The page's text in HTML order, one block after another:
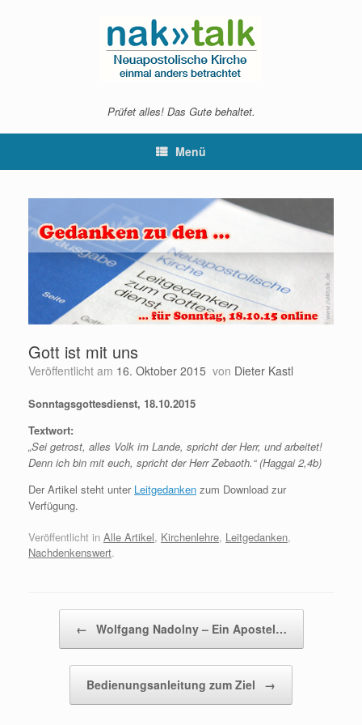
Prüfet alles! Das Gute behaltet.
Menü
Gott ist mit uns
Veröffentlicht am 16. Oktober 2015 von Dieter Kastl
Sonntagsgottesdienst, 18.10.2015
Textwort:
„Sei getrost, alles Volk im Lande, spricht der Herr, und arbeitet!
Denn ich bin mit euch, spricht der Herr Zebaoth.“ (Haggai 2,4b)
Der Artikel steht unter Leitgedanken zum Download zur
Verfügung.
Veröffentlicht in Alle Artikel, Kirchenlehre, Leitgedanken,
Nachdenkenswert.
← Wolfgang Nadolny – Ein Apostel…
Bedienungsanleitung zum Ziel →